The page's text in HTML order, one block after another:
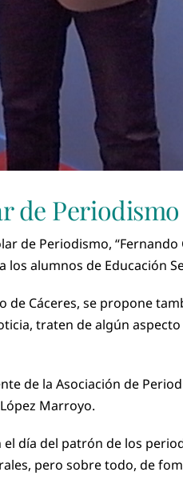
de Periodismo,
alumnos de Educación
Cáceres, se propone
traten de algún
de la Asociación de
Marroyo.
día del patrón de los
pero sobre todo, de